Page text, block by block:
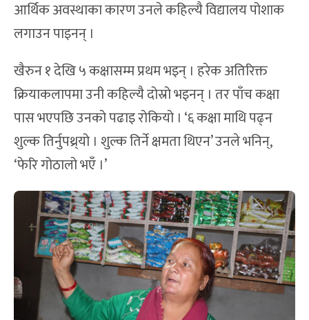
आर्थिक अवस्थाका कारण उनले कहिल्यै विद्यालय पोशाक
लगाउन पाइनन् ।
खैरुन १ देखि ५ कक्षासम्म प्रथम भइन् । हरेक अतिरिक्त
क्रियाकलापमा उनी कहिल्यै दोस्रो भइनन् । तर पाँच कक्षा
पास भएपछि उनको पढाइ रोकियो । ‘६ कक्षा माथि पढ्न
शुल्क तिर्नुपथ्र्यो । शुल्क तिर्ने क्षमता थिएन’ उनले भनिन्,
‘फेरि गोठालो भएँ ।’